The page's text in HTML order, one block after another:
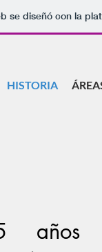
se diseñó con la
HISTORIA
años